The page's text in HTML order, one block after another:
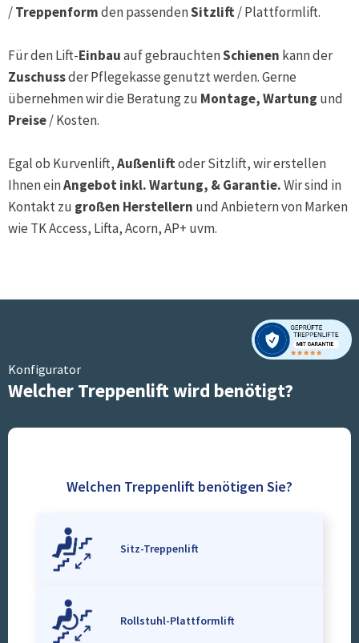
/Treppenformden passendenSitzlift/ Plattformlift.
Für den Lift-Einbauauf gebrauchtenSchienen kann der
Zuschussder Pflegekasse genutzt werden. Gerne
übernehmen wir die Beratung zu Montage, Wartung und
Preise/ Kosten.
Egal ob Kurvenlift,Außenliftoder Sitzlift, wir erstellen
Ihnen einAngebot inkl. Wartung, & Garantie.Wir sind in
Kontakt zu großen Herstellern und Anbietern von Marken
wie TK Access, Lifta, Acorn, AP+ uvm.
Konfigurator
Welcher Treppenlift wird benötigt?
Welchen Treppenlift benötigen Sie?
Sitz-Treppenlift
Rollstuhl-Plattformlift